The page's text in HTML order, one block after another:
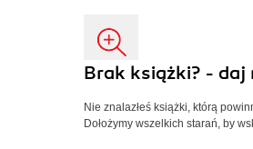
Brak książki? - daj
Nie znalazłeś książki, którą
Dołożymy wszelkich starań, by